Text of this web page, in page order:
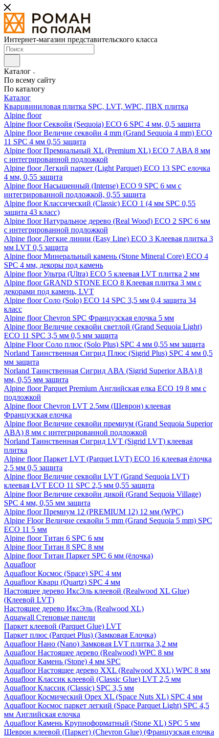
Интернет-магазин представительского класса
Каталог
По всему сайту
По каталогу
Каталог
Кварцвиниловая плитка SPC, LVT, WPC, ПВХ плитка
Alpine floor
Alpine floor Секвойя (Sequoia) ECO 6 SPC 4 мм, 0,5 защита
Alpine floor Величие секвойи 4 mm (Grand Sequoia 4 mm) ECO
11 SPC 4 мм 0,55 защита
Alpine floor Премиальный XL (Premium XL) ECO 7 ABA 8 мм
с интегрированной подложкой
Alpine floor Легкий паркет (Light Parquet) ECO 13 SPC елочка
4 мм, 0,55 защита
Alpine floor Насыщенный (Intense) ECO 9 SPC 6 мм с
интегрированной подложкой, 0,55 защита
Alpine floor Классический (Classic) ECO 1 (4 мм SPC 0,55
защита 43 класс)
Alpine floor Натуральное дерево (Real Wood) ECO 2 SPC 6 мм
с интегрированной подложкой
Alpine floor Легкие линии (Easy Line) ECO 3 Клеевая плитка 3
мм LVT 0,5 защита
Alpine floor Минеральный камень (Stone Mineral Core) ECO 4
SPC 4 мм, декоры под камень
Alpine floor Ультра (Ultra) ECO 5 клеевая LVT плитка 2 мм
Alpine floor GRAND STONE ECO 8 Клеевая плитка 3 мм с
декорами под камень, LVT
Alpine floor Соло (Solo) ECO 14 SPC 3,5 мм 0,4 защита 34
класс
Alpine floor Chevron SPC Французская елочка 5 мм
Alpine floor Величие секвойи светлой (Grand Sequoia Light)
ECO 11 SPC 3,5 мм 0,5 мм защита
Alpine Floor Соло плюс (Solo Plus) SPC 4 мм 0,55 мм защита
Norland Таинственная Сигрид Плюс (Sigrid Plus) SPC 4 мм 0,5
мм защита
Norland Таинственная Сигрид АВА (Sigrid Superior ABA) 8
мм, 0,55 мм защита
Alpine floor Parquet Premium Английская елка ECO 19 8 мм с
подложкой
Alpine floor Chevron LVT 2.5мм (Шеврон) клеевая
Французская елочка
Alpine floor Величие секвойи премиум (Grand Sequoia Superior
ABA) 8 мм с интегрированной подложкой
Norland Таинственная Сигрид LVT (Sigrid LVT) клеевая
плитка
Alpine floor Паркет LVT (Parquet LVT) ECO 16 клеевая ёлочка
2,5 мм 0,5 защита
Alpine floor Величие секвойи LVT (Grand Sequoia LVT)
клеевая LVT ECO 11 SPC 2,5 мм 0,55 защита
Alpine floor Величие секвойи дикой (Grand Sequoia Village)
SPC 4 мм, 0,55 мм защита
Alpine floor Премиум 12 (PREMIUM 12) 12 мм (WPC)
Alpine Floor Величие секвойи 5 mm (Grand Sequoia 5 mm) SPC
ECO 11 5 мм
Alpine floor Титан 6 SPC 6 мм
Alpine floor Титан 8 SPC 8 мм
Alpine floor Титан Паркет SPC 6 мм (ёлочка)
Aquafloor
Aquafloor Космос (Space) SPC 4 мм
Aquafloor Кварц (Quartz) SPC 4 мм
Настоящее дерево ИксЭль клеевой (Realwood XL Glue)
(Клеевой LVT)
Настоящее дерево ИксЭль (Realwood XL)
Aquawall Стеновые панели
Паркет клеевой (Parquet Glue) LVT
Паркет плюс (Parquet Plus) (Замковая Елочка)
Aquafloor Нано (Nano) Замковая LVT плитка 3,2 мм
Aquafloor Настоящее дерево (Realwood) WPC 8 мм
Aquafloor Камень (Stone) 4 мм SPC
Aquafloor Настоящее дерево XXL (Realwood XXL) WPC 8 мм
Aquafloor Классик клеевой (Classic Glue) LVT 2,5 мм
Aquafloor Классик (Classic) SPC 3,5 мм
Aquafloor Космический Орех XL (Space Nuts XL) SPC 4 мм
Aquafloor Космос паркет легкий (Space Parquet Light) SPC 4,5
мм Английская елочка
Aquafloor Камень Крупноформатный (Stone XL) SPC 5 мм
Шеврон клеевой (Паркет) (Chevron Glue) (Французская елочка